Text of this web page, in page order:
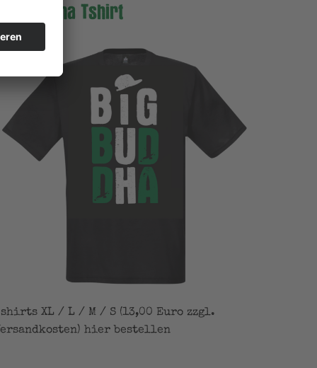
Buddha Tshirt
XL / L / M / S (13,00 Euro zzgl.
hier bestellen